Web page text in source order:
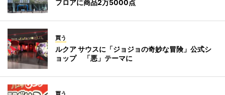
フロアに商品2万5000点
買う
ルクア サウスに「ジョジョの奇妙な冒険」公式シ
ョップ 「悪」テーマに
買う